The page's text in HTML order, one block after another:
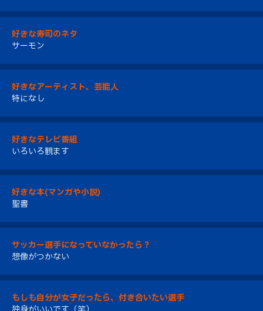
好きな寿司のネタ
サーモン
好きなアーティスト、芸能人
特になし
好きなテレビ番組
いろいろ観ます
好きな本(マンガや小説)
聖書
サッカー選手になっていなかったら？
想像がつかない
もしも自分が女子だったら、付き合いたい選手